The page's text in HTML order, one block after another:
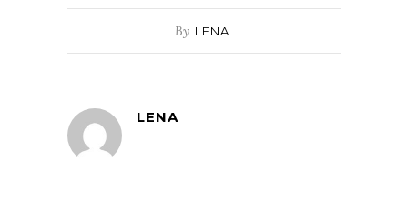
By LENA
LENA